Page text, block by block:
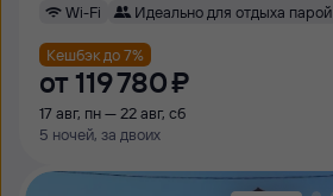
Wi-Fi
Идеально для отдыха парой
Кешбэк до 7%
от 119 ⁠780 ⁠₽
17 авг, пн — 22 авг, сб
5 ночей, за двоих